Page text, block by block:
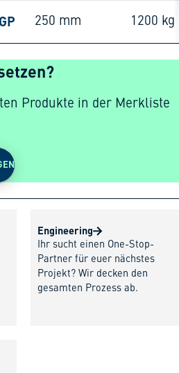
250 mm 1200 kg
Produkte in der Merkliste
Engineering
Ihr sucht einen One-Stop-
Partner für euer nächstes
Projekt? Wir decken den
gesamten Prozess ab.